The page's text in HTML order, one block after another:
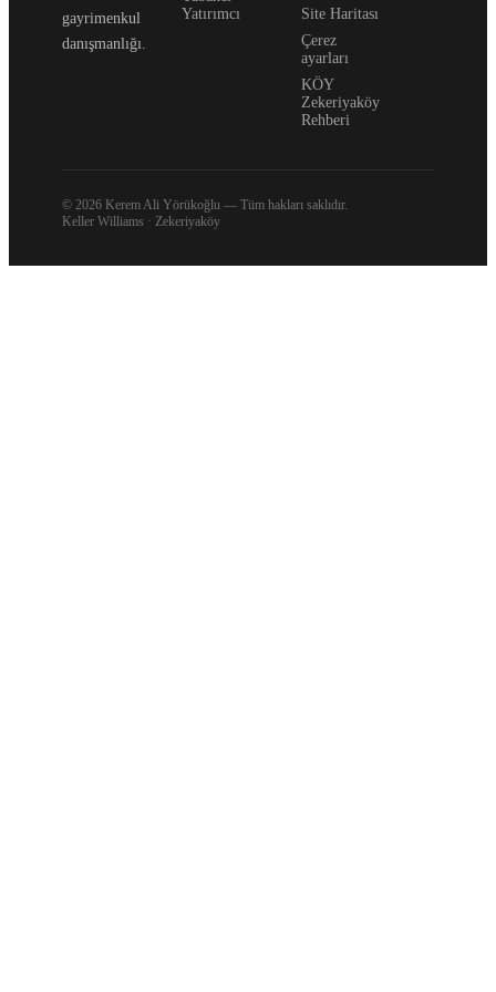
gayrimenkul
danışmanlığı.
Yatırımcı
Site Haritası
Çerez
ayarları
KÖY
Zekeriyaköy
Rehberi
© 2026 Kerem Ali Yörükoğlu — Tüm hakları saklıdır.
Keller Williams · Zekeriyaköy